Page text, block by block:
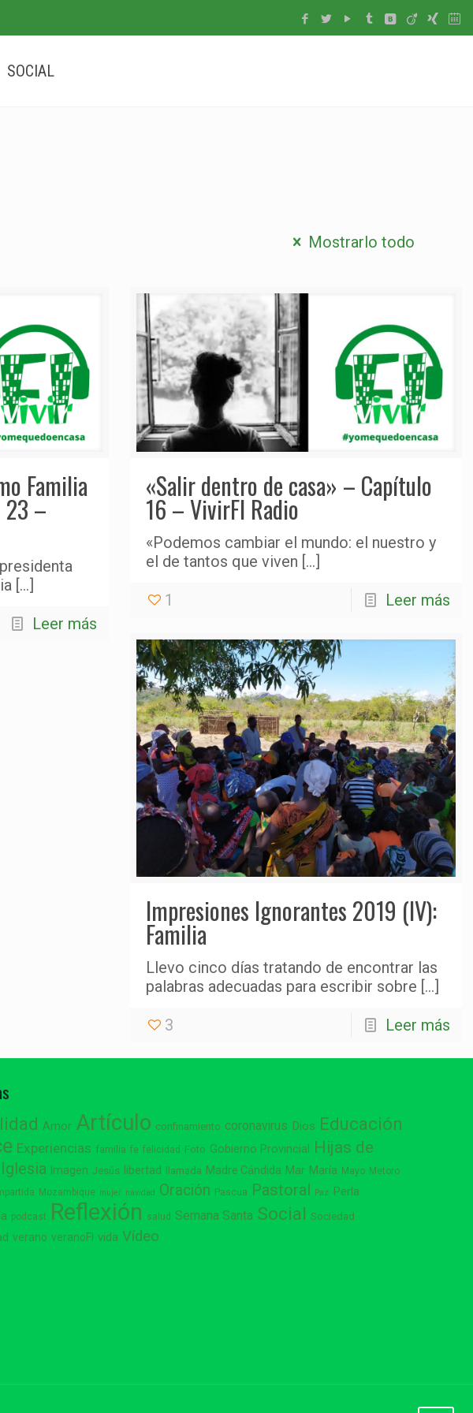
SOCIAL
Mostrarlo todo
Familia
23 –
[…]
Leer más
«Salir dentro de casa» – Capítulo
16 – VivirFI Radio
«Podemos cambiar el mundo: el nuestro y
el de tantos que viven […]
1 Leer más
Impresiones Ignorantes 2019 (IV):
Familia
Llevo cinco días tratando de encontrar las
palabras adecuadas para escribir sobre […]
3 Leer más
Amor Artículo confinamiento coronavirus Dios Educación
Experiencias familia fe felicidad Foto Gobierno Provincial Hijas de
Iglesia Imagen Jesús libertad llamada Madre Cándida Mar María Mayo Metoro
Mozambique mujer navidad Oración Pascua Pastoral Paz
Perla
podcast Reflexión salud Semana Santa Social Sociedad
verano veranoFI vida Vídeo